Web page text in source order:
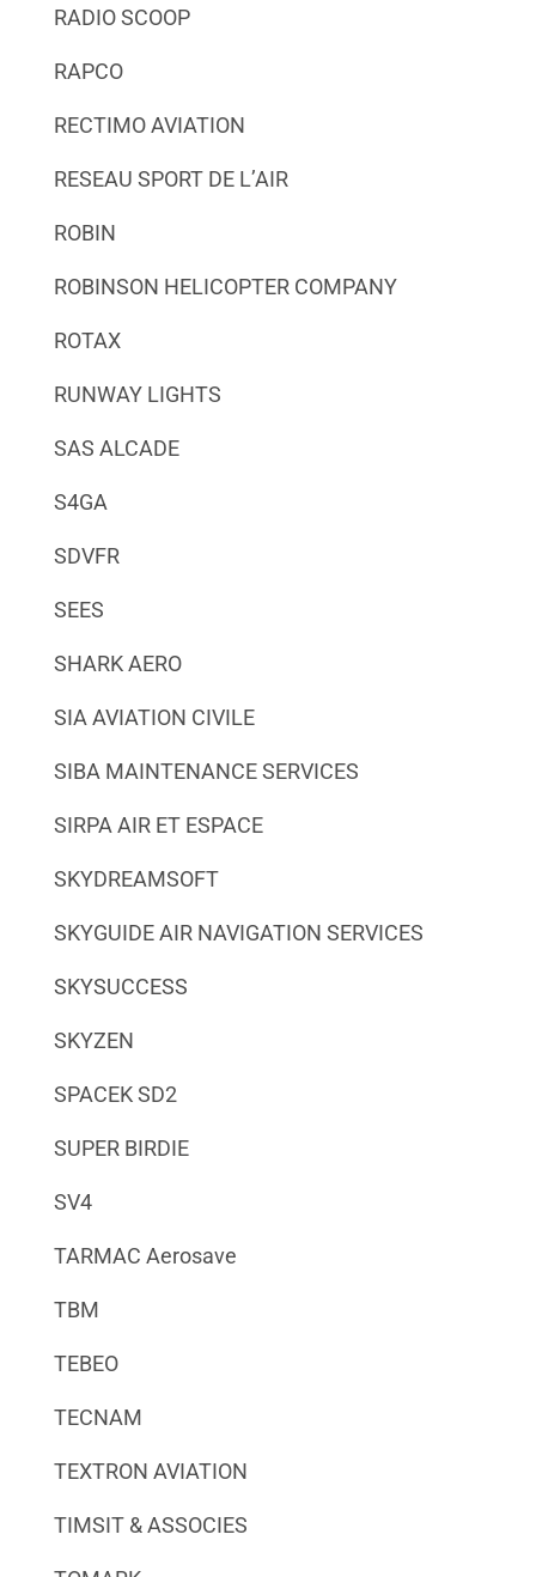
RADIO SCOOP
RAPCO
RECTIMO AVIATION
RESEAU SPORT DE L’AIR
ROBIN
ROBINSON HELICOPTER COMPANY
ROTAX
RUNWAY LIGHTS
SAS ALCADE
S4GA
SDVFR
SEES
SHARK AERO
SIA AVIATION CIVILE
SIBA MAINTENANCE SERVICES
SIRPA AIR ET ESPACE
SKYDREAMSOFT
SKYGUIDE AIR NAVIGATION SERVICES
SKYSUCCESS
SKYZEN
SPACEK SD2
SUPER BIRDIE
SV4
TARMAC Aerosave
TBM
TEBEO
TECNAM
TEXTRON AVIATION
TIMSIT & ASSOCIES